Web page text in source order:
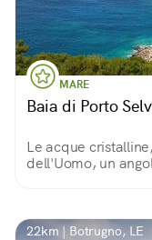
MARE
Baia di Porto
Le acque
dell'Uomo, un
22km | Botrugno, LE